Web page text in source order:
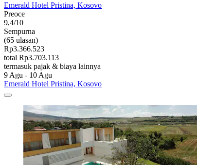
Emerald Hotel Pristina, Kosovo
Preoce
9,4/10
Sempurna
(65 ulasan)
Rp3.366.523
total Rp3.703.113
termasuk pajak & biaya lainnya
9 Agu - 10 Agu
Emerald Hotel Pristina, Kosovo